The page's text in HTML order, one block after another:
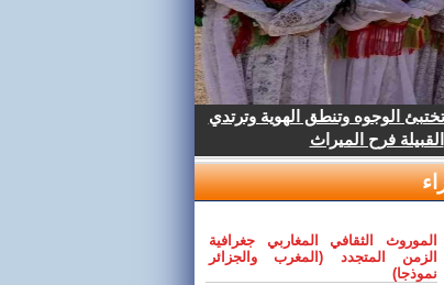
الوجوه وتنطق الهوية وترتدي
القبيلة فرح الميراث
الموروث الثقافي المغاربي جغرافية
الزمن المتجدد (المغرب والجزائر
نموذجا)